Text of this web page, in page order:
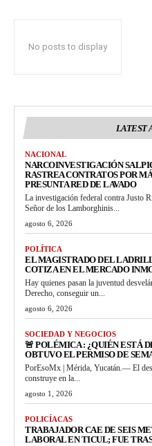
No posts to display
LATEST
NACIONAL
NARCOINVESTIGACIÓN
RASTREA CONTRATOS POR
PRESUNTA RED DE LAVADO
La investigación federal contra Justo
Señor de los Lamborghinis...
agosto 6, 2026
POLÍTICA
EL MAGISTRADO DEL
COTIZA EN EL MERCADO
Hay quienes pasan la juventud
Derecho, conseguir un...
agosto 6, 2026
SOCIEDAD Y NEGOCIOS
🚨 POLÉMICA : ¿QUIÉN ESTÁ
OBTUVO EL PERMISO DE
PorEsoMx | Mérida, Yucatán.— El
construye en la...
agosto 1, 2026
POLICÍACAS
TRABAJADOR CAE DE SEIS
LABORAL EN TICUL; FUE